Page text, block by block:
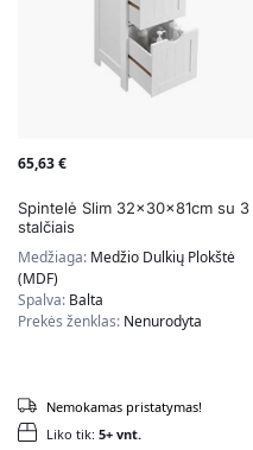
65,63€
Spintelė Slim 32x30x81cm su 3
stalčiais
Medžiaga: Medžio Dulkių Plokštė
(MDF)
Spalva: Balta
Prekės ženklas: Nenurodyta
Liko tik: 5+ vnt.
Nemokamas pristatymas!